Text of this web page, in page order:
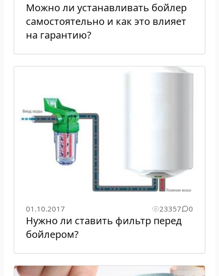
Можно ли устанавливать бойлер
самостоятельно и как это влияет
на гарантию?
01.10.2017 23357 0
Нужно ли ставить фильтр перед
бойлером?